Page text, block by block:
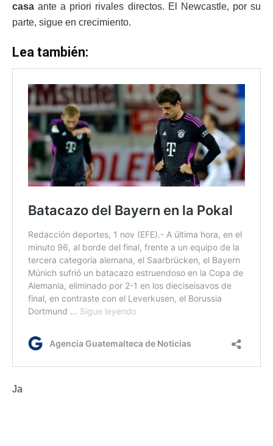
casa ante a priori rivales directos. El Newcastle, por su
parte, sigue en crecimiento.
Lea también:
Ja